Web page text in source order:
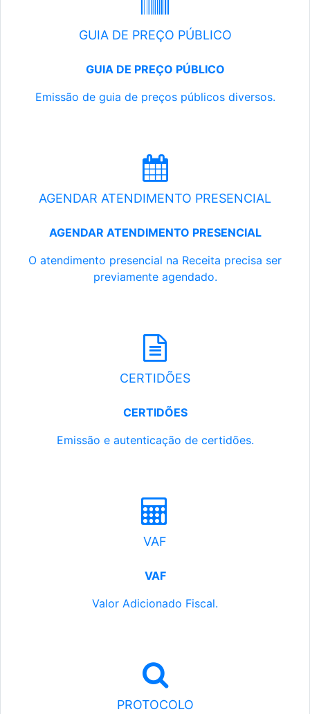
GUIA DE PREÇO PÚBLICO
GUIA DE PREÇO PÚBLICO
Emissão de guia de preços públicos diversos.
AGENDAR ATENDIMENTO PRESENCIAL
AGENDAR ATENDIMENTO PRESENCIAL
O atendimento presencial na Receita precisa ser
previamente agendado.
CERTIDÕES
CERTIDÕES
Emissão e autenticação de certidões.
VAF
VAF
Valor Adicionado Fiscal.
PROTOCOLO